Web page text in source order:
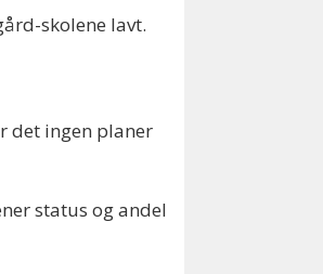
skolene lavt.
det ingen planer
status og andel